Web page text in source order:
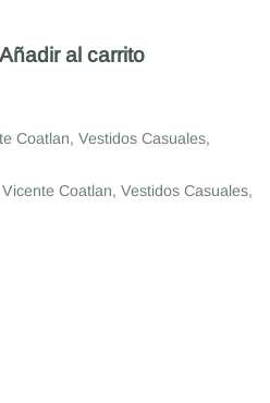
Añadir al carrito
Coatlan, Vestidos Casuales,
Coatlan, Vestidos Casuales,